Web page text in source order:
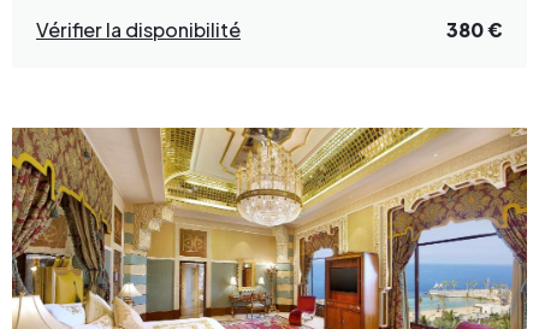
Vérifier la disponibilité 380 €